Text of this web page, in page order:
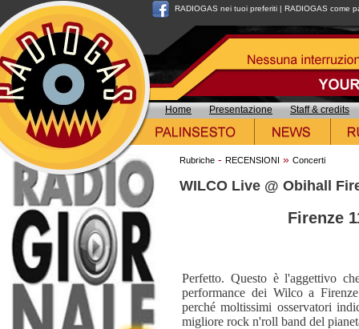
RADIOGAS nei tuoi preferiti | RADIOGAS come
Home Presentazione Staff & credits
Rubriche - RECENSIONI » Concerti
WILCO Live @ Obihall
Firenze
Perfetto. Questo è l'aggettivo
performance dei Wilco a
perché moltissimi osservatori
migliore rock n'roll band del